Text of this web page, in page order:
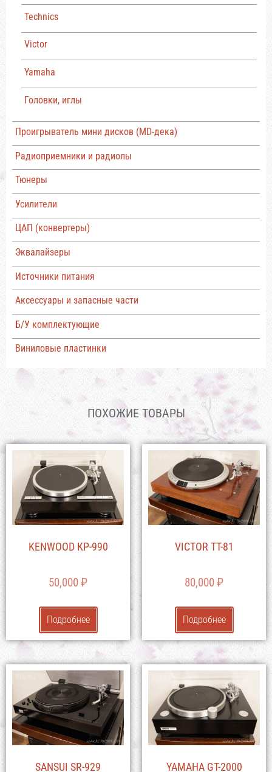
Technics
Victor
Yamaha
Головки, иглы
Проигрыватель мини дисков (MD-дека)
Радиоприемники и радиолы
Тюнеры
Усилители
ЦАП (конвертеры)
Эквалайзеры
Источники питания
Аксессуары и запасные части
Б/У комплектующие
Виниловые пластинки
ПОХОЖИЕ ТОВАРЫ
KENWOOD KP-990
50,000₽
Подробнее
VICTOR TT-81
80,000₽
Подробнее
SANSUI SR-929 YAMAHA GT-2000